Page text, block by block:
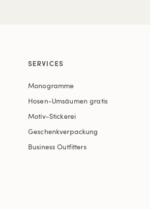
SERVICES
Monogramme
Hosen-Umsäumen gratis
Motiv-Stickerei
Geschenkverpackung
Business Outfitters